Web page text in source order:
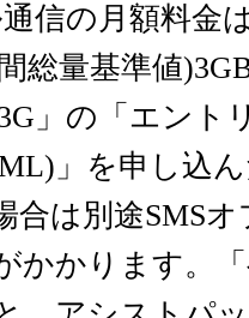
信の月額料金
総量基準値
3G」の「エント
」を申し込
合は別途SMS
かかります。